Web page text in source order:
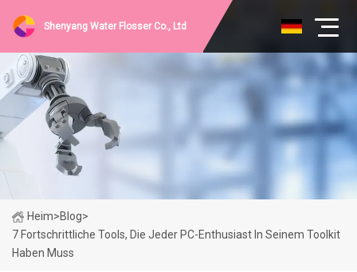
Shenyang Water Flosser Co., Ltd
Heim>Blog>
7 Fortschrittliche Tools, Die Jeder PC-Enthusiast In Seinem Toolkit
Haben Muss